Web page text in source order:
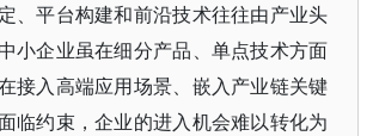
、平台构建和前沿技术往往由产业头
小企业虽在细分产品、单点技术方面
接入高端应用场景、嵌入产业链关键
临约束，企业的进入机会难以转化为